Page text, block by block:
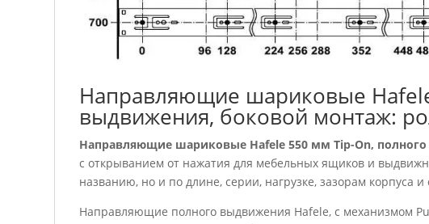
Направляющие шариковые
выдвижения, боковой монтаж:
Направляющие шариковые Hafele 550 мм Tip-On,
с открыванием от нажатия для мебельных ящиков и
названию, но и по длине, серии, нагрузке, зазорам корпуса и
Направляющие полного выдвижения Hafele, с механизмом